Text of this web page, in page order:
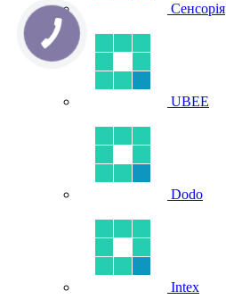
Сенсорія
UBEE
Dodo
Intex